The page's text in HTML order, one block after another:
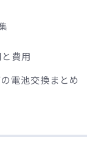
費用
電池交換まとめ